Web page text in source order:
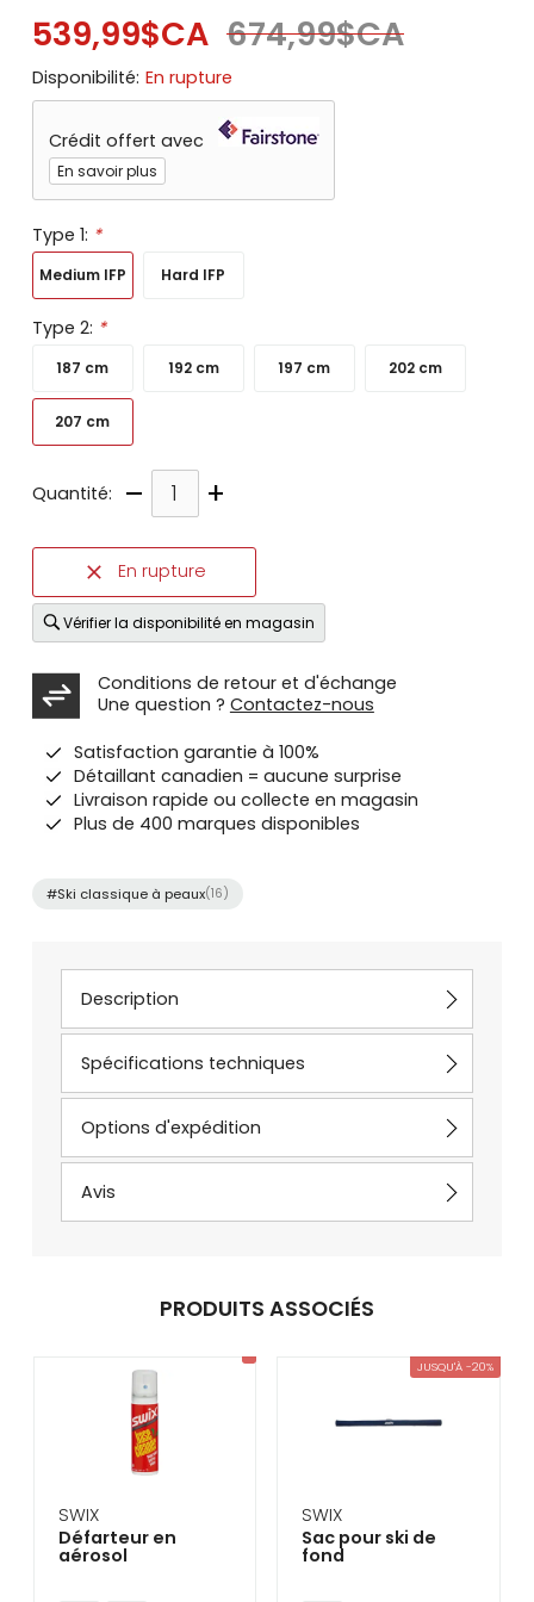
539,99$CA 674,99$CA
Disponibilité: En rupture
Crédit offert avec
En savoir plus
Type 1: *
Medium IFP Hard IFP
Type 2: *
187 cm 192 cm 197 cm 202 cm
207 cm
Quantité: – +
En rupture
Vérifier la disponibilité en magasin
Conditions de retour et d'échange
Une question ? Contactez-nous
Satisfaction garantie à 100%
Détaillant canadien = aucune surprise
Livraison rapide ou collecte en magasin
Plus de 400 marques disponibles
#Ski classique à peaux(16)
Description
Spécifications techniques
Options d'expédition
Avis
PRODUITS ASSOCIÉS
SWIX
Défarteur en
aérosol
JUSQU'À -20%
SWIX
Sac pour ski de
fond